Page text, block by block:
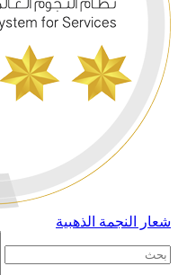
شعار النجمة الذهبية